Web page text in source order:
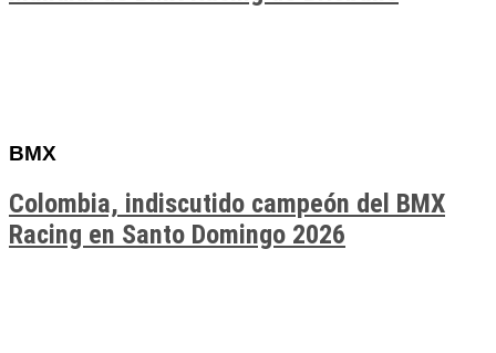
BMX
Colombia, indiscutido campeón del BMX
Racing en Santo Domingo 2026